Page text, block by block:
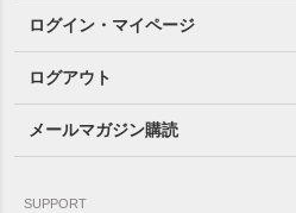
ログイン・マイページ
ログアウト
メールマガジン購読
SUPPORT